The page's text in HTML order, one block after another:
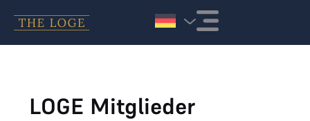
LOGE Mitglieder